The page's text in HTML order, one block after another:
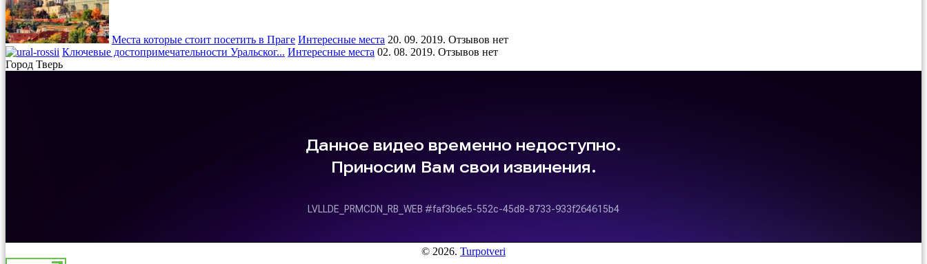
Места которые стоит посетить в Праге Интересные места 20. 09. 2019. Отзывов нет
Ключевые достопримечательности Уральског... Интересные места 02. 08. 2019. Отзывов нет
Город Тверь
© 2026. Turpotveri